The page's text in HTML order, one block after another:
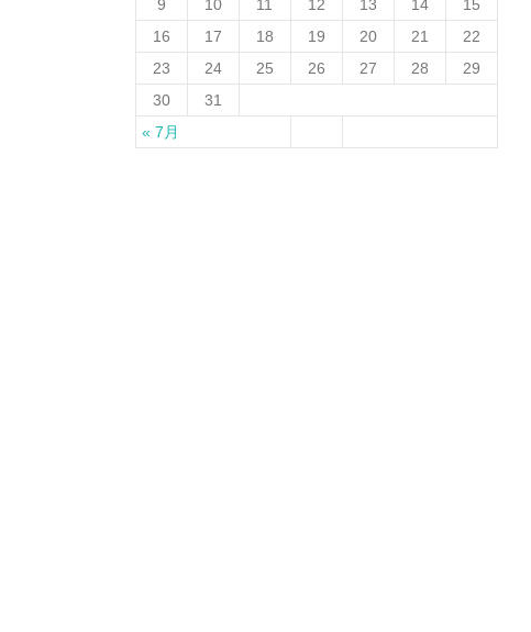
« 7月
9
10 11 12 13 14
15
16
17 18 19 20 21
22
23
24 25 26 27 28
29
30
31